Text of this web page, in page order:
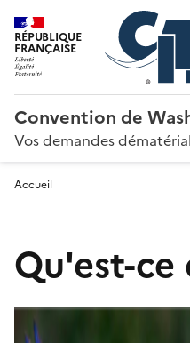
RÉPUBLIQUE
FRANÇAISE
Convention de
Vos demandes
Accueil
Qu'est-ce